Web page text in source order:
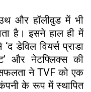
और हॉलीवुड में भी
है। इसने हाल ही में
डेविल वियर्स प्राडा
और नेटफ्लिक्स की
सफलता ने TVF को एक
के रूप में स्थापित